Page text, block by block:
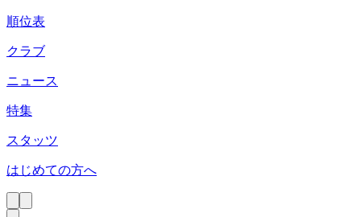
順位表
クラブ
ニュース
特集
スタッツ
はじめての方へ